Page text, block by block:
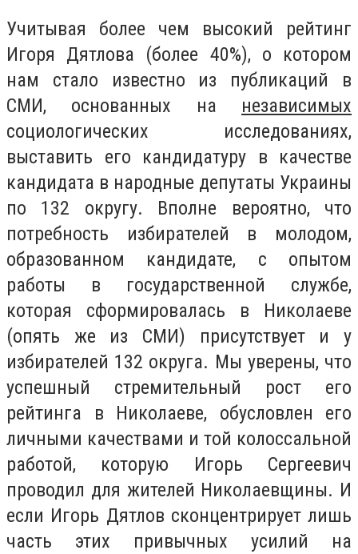
Учитывая более чем высокий рейтинг
Игоря Дятлова (более 40%), о котором
нам стало известно из публикаций в
СМИ, основанных на независимых
социологических исследованиях,
выставить его кандидатуру в качестве
кандидата в народные депутаты Украины
по 132 округу. Вполне вероятно, что
потребность избирателей в молодом,
образованном кандидате, с опытом
работы в государственной службе,
которая сформировалась в Николаеве
(опять же из СМИ) присутствует и у
избирателей 132 округа. Мы уверены, что
успешный стремительный рост его
рейтинга в Николаеве, обусловлен его
личными качествами и той колоссальной
работой, которую Игорь Сергеевич
проводил для жителей Николаевщины. И
если Игорь Дятлов сконцентрирует лишь
часть этих привычных усилий на